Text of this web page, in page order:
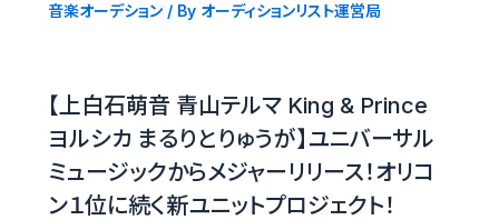
音楽オーデション/ By オーディションリスト運営局
【上白石萌音 青山テルマ King & Prince
ヨルシカ まるりとりゅうが】ユニバーサル
ミュージックからメジャーリリース！オリコ
ン１位に続く新ユニットプロジェクト！